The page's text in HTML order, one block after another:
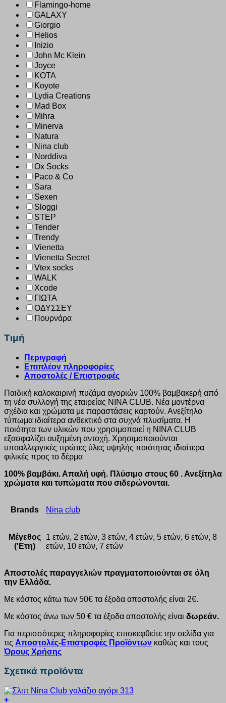
Flamingo-home
GALAXY
Giorgio
Helios
Inizio
John Mc Klein
Joyce
KOTA
Koyote
Lydia Creations
Mad Box
Mihra
Minerva
Natura
Nina club
Norddiva
Ox Socks
Paco & Co
Sara
Sexen
Sloggi
STEP
Tender
Trendy
Vienetta
Vienetta Secret
Vtex socks
WALK
Xcode
ΓΙΩΤΑ
ΟΔΥΣΣΕΥ
Πουρνάρα
Τιμή
Περιγραφή
Επιπλέον πληροφορίες
Αποστολές / Επιστροφές
Παιδική καλοκαιρινή πυζάμα αγοριών 100% βαμβακερή από
τη νέα συλλογή της εταιρείας ΝΙΝΑ CLUB. Νέα μοντέρνα
σχέδια και χρώματα με παραστάσεις καρτούν. Ανεξίτηλο
τύπωμα ιδιαίτερα ανθεκτικό στα συχνά πλυσίματα. Η
ποιότητα των υλικών που χρησιμοποιεί η ΝΙΝΑ CLUB
εξασφαλίζει αυξημένη αντοχή. Χρησιμοποιούνται
υποαλλεργικές πρώτες ύλες υψηλής ποιότητας ιδιαίτερα
φιλικές προς το δέρμα
100% βαμβάκι. Απαλή υφή. Πλύσιμο στους 60 . Ανεξίτηλα
χρώματα και τυπώματα που σιδερώνονται.
Brands Nina club
Μέγεθος
('Ετη)
1 ετών, 2 ετών, 3 ετών, 4 ετών, 5 ετών, 6 ετών, 8
ετών, 10 ετών, 7 ετών
Αποστολές παραγγελιών πραγματοποιούνται σε όλη
την Ελλάδα.
Με κόστος κάτω των 50€ τα έξοδα αποστολής είναι 2€.
Με κόστος άνω των 50 € τα έξοδα αποστολής είναι δωρεάν.
Για περισσότερες πληροφορίες επισκεφθείτε την σελίδα για
τις Αποστολές-Επιστροφές Προϊόντων καθώς και τους
Όρους Χρήσης
Σχετικά προϊόντα
+